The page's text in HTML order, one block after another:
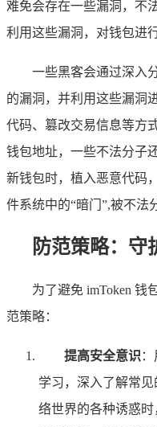
难免会存在一些漏洞，不
利用这些漏洞，对钱包进
一些黑客会通过深入
的漏洞，并利用这些漏洞
代码、篡改交易信息等方
钱包地址，一些不法分子
新钱包时，植入恶意代码
件系统中的“暗门”,被不法
防范策略：守
为了避免 imToken 钱
范策略：
提高安全意识
学习，深入了解常
络世界的各种诱惑